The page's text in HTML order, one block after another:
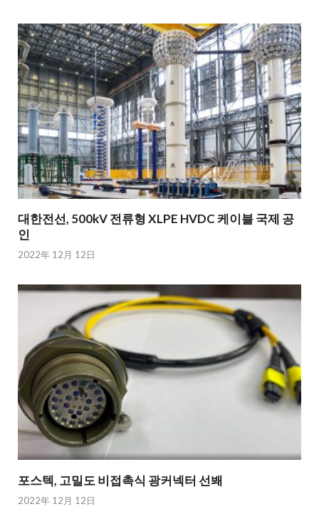
대한전선, 500kV 전류형 XLPE HVDC 케이블 국제 공
인
2022年 12月 12日
포스텍, 고밀도 비접촉식 광커넥터 선봬
2022年 12月 12日